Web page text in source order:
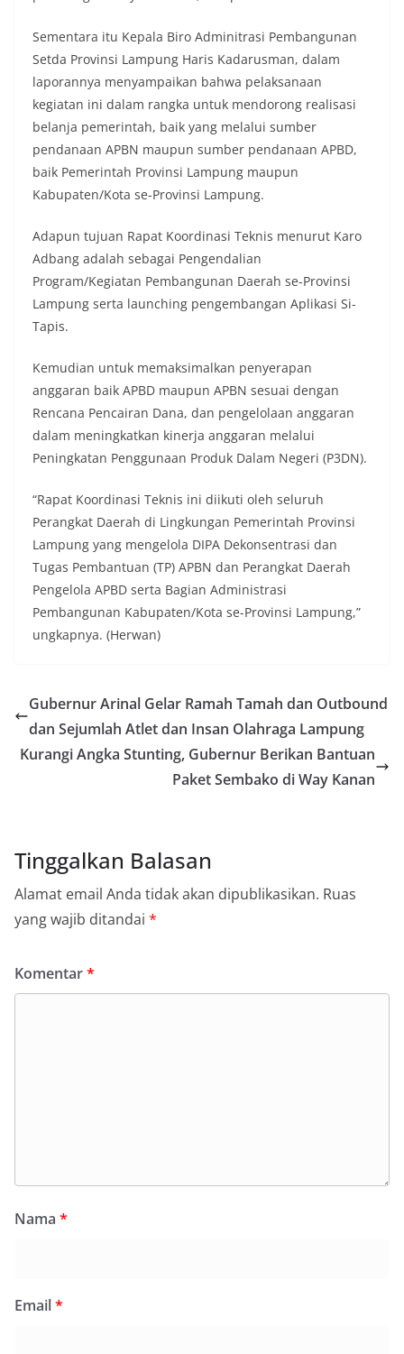
Sementara itu Kepala Biro Adminitrasi Pembangunan
Setda Provinsi Lampung Haris Kadarusman, dalam
laporannya menyampaikan bahwa pelaksanaan
kegiatan ini dalam rangka untuk mendorong realisasi
belanja pemerintah, baik yang melalui sumber
pendanaan APBN maupun sumber pendanaan APBD,
baik Pemerintah Provinsi Lampung maupun
Kabupaten/Kota se-Provinsi Lampung.
Adapun tujuan Rapat Koordinasi Teknis menurut Karo
Adbang adalah sebagai Pengendalian
Program/Kegiatan Pembangunan Daerah se-Provinsi
Lampung serta launching pengembangan Aplikasi Si-
Tapis.
Kemudian untuk memaksimalkan penyerapan
anggaran baik APBD maupun APBN sesuai dengan
Rencana Pencairan Dana, dan pengelolaan anggaran
dalam meningkatkan kinerja anggaran melalui
Peningkatan Penggunaan Produk Dalam Negeri (P3DN).
“Rapat Koordinasi Teknis ini diikuti oleh seluruh
Perangkat Daerah di Lingkungan Pemerintah Provinsi
Lampung yang mengelola DIPA Dekonsentrasi dan
Tugas Pembantuan (TP) APBN dan Perangkat Daerah
Pengelola APBD serta Bagian Administrasi
Pembangunan Kabupaten/Kota se-Provinsi Lampung,”
ungkapnya. (Herwan)
Gubernur Arinal Gelar Ramah Tamah dan Outbound
dan Sejumlah Atlet dan Insan Olahraga Lampung
Kurangi Angka Stunting, Gubernur Berikan Bantuan
Paket Sembako di Way Kanan
Tinggalkan Balasan
Alamat email Anda tidak akan dipublikasikan. Ruas
yang wajib ditandai *
Komentar*
Nama *
Email*